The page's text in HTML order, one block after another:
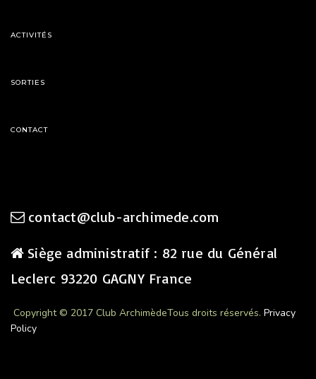
ACTIVITÉS
SORTIES
CONTACT
contact@club-archimede.com
Siège administratif : 82 rue du Général
Leclerc 93220 GAGNY France
Copyright © 2017 Club ArchimèdeTous droits réservés. Privacy
Policy